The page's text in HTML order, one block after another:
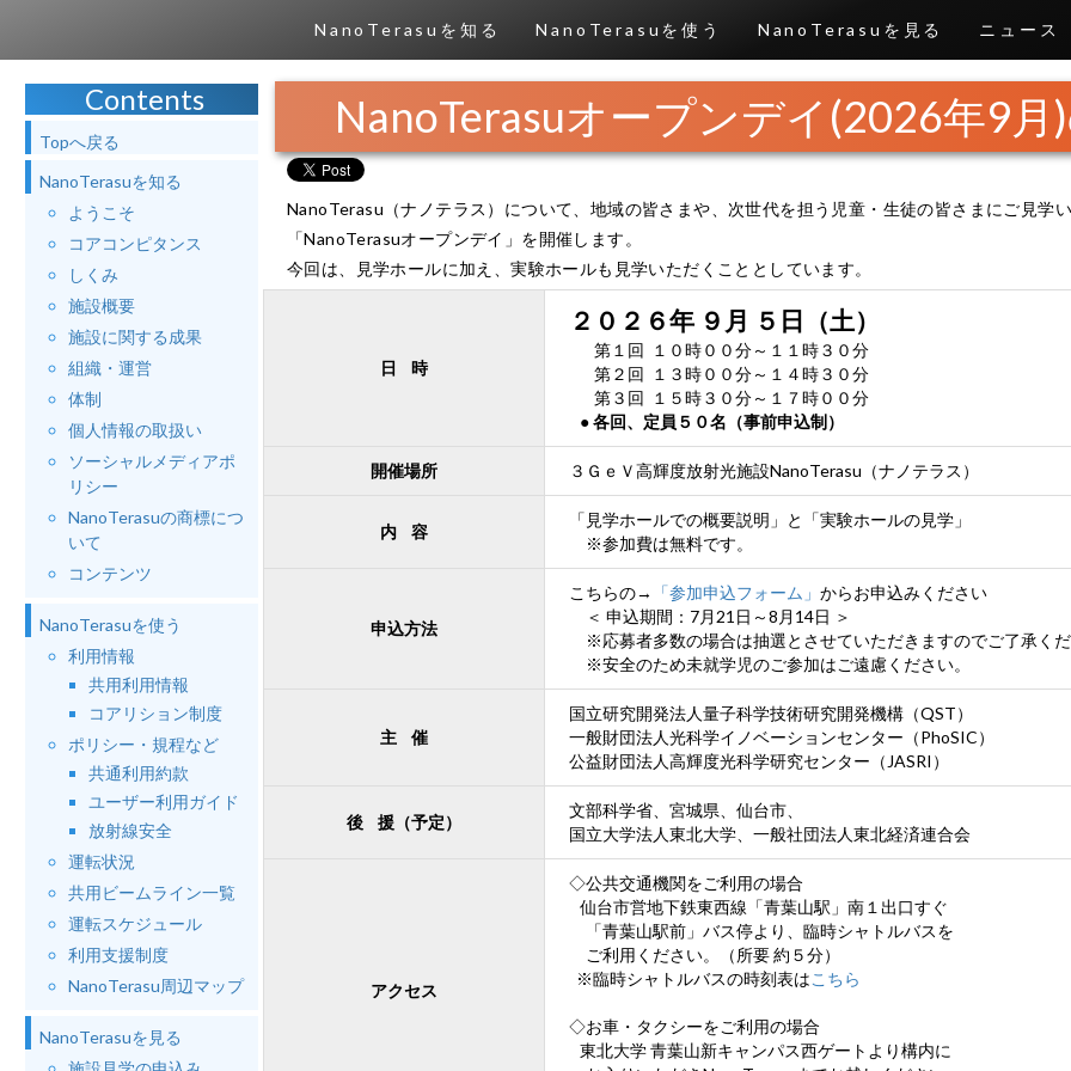
NanoTerasuを知る NanoTerasuを使う NanoTerasuを見る ニュース
Contents
Topへ戻る
NanoTerasuを知る
ようこそ
コアコンピタンス
しくみ
施設概要
施設に関する成果
組織・運営
体制
個人情報の取扱い
ソーシャルメディアポ
リシー
NanoTerasuの商標につ
いて
コンテンツ
NanoTerasuを使う
利用情報
共用利用情報
コアリション制度
ポリシー・規程など
共通利用約款
ユーザー利用ガイド
放射線安全
運転状況
共用ビームライン一覧
運転スケジュール
利用支援制度
NanoTerasu周辺マップ
NanoTerasuを見る
NanoTerasuオープンデイ(2026年9
NanoTerasu（ナノテラス）について、地域の皆さまや、次世代を担う児童・生徒の皆さまにご見学
「NanoTerasuオープンデイ」を開催します。
今回は、見学ホールに加え、実験ホールも見学いただくこととしています。
日 時
２０２６年 ９月 ５日（土）
第１回 １０時００分～１１時３０分
第２回 １３時００分～１４時３０分
第３回 １５時３０分～１７時００分
● 各回、定員５０名（事前申込制）
開催場所 ３ＧｅＶ高輝度放射光施設NanoTerasu（ナノテラス）
内 容
「見学ホールでの概要説明」と「実験ホールの見学」
※参加費は無料です。
申込方法
こちらの→ 「参加申込フォーム」 からお申込みください
＜ 申込期間：7月21日～8月14日 ＞
※応募者多数の場合は抽選とさせていただきますのでご了承く
※安全のため未就学児のご参加はご遠慮ください。
主 催
国立研究開発法人量子科学技術研究開発機構（QST）
一般財団法人光科学イノベーションセンター（PhoSIC）
公益財団法人高輝度光科学研究センター（JASRI）
後 援（予定）
文部科学省、宮城県、仙台市、
国立大学法人東北大学、一般社団法人東北経済連合会
アクセス
◇公共交通機関をご利用の場合
仙台市営地下鉄東西線「青葉山駅」南１出口すぐ
「青葉山駅前」バス停より、臨時シャトルバスを
ご利用ください。（所要 約５分）
※臨時シャトルバスの時刻表はこちら
◇お車・タクシーをご利用の場合
東北大学 青葉山新キャンパス西ゲートより構内に